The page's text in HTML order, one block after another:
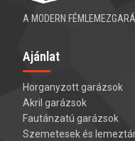
A MODERN
Ajánlat
Horganyzott garázsok
Akril garázsok
Fautánzatú garázsok
Szemetesek és